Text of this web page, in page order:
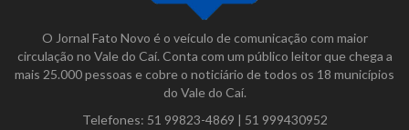
O Jornal Fato Novo é o veículo de comunicação com maior
circulação no Vale do Caí. Conta com um público leitor que chega a
mais 25.000 pessoas e cobre o noticiário de todos os 18 municípios
do Vale do Caí.
Telefones: 51 99823-4869 | 51 999430952